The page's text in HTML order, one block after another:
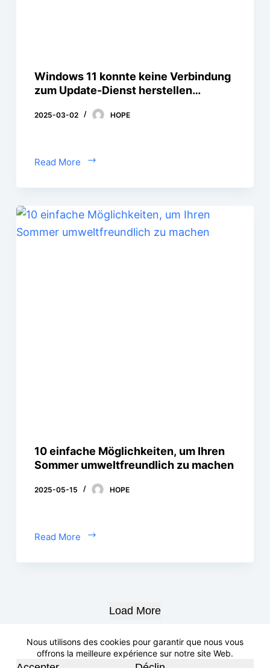
Nous utilisons des cookies pour garantir que nous vous
offrons la meilleure expérience sur notre site Web.
Windows 11 konnte keine Verbindung
zum Update-Dienst herstellen
2025-03-02 HOPE
Read More
10 einfache Möglichkeiten, um Ihren
Sommer umweltfreundlich zu machen
2025-05-15 HOPE
Read More
Load More